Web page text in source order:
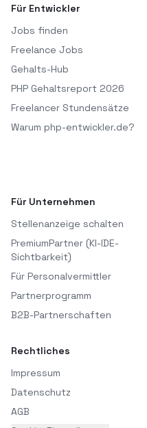
Für Entwickler
Jobs finden
Freelance Jobs
Gehalts-Hub
PHP Gehaltsreport 2026
Freelancer Stundensätze
Warum php-entwickler.de?
Für Unternehmen
Stellenanzeige schalten
PremiumPartner (KI-IDE-
Sichtbarkeit)
Für Personalvermittler
Partnerprogramm
B2B-Partnerschaften
Rechtliches
Impressum
Datenschutz
AGB